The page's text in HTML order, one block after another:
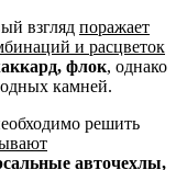
взгляд поражает
и расцветок
флок, однако
камней.
решить
авточехлы,